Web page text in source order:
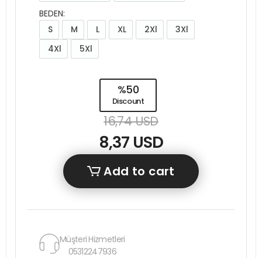
BEDEN:
S
M L XL 2Xl
3Xl
4Xl
5Xl
%50
Discount
16,74 USD
8,37 USD
Add to cart
Müşteri Hizmetleri
05312247936